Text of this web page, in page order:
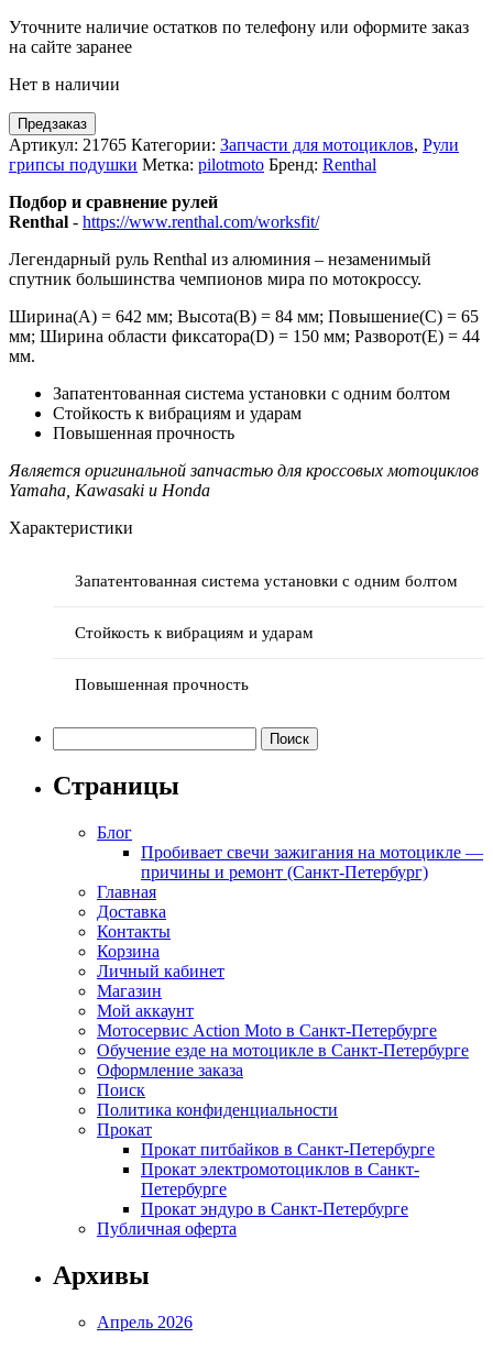
мотоцикл
KTM
Уточните наличие остатков по телефону или оформите заказ
на сайте заранее
Нет в наличии
Предзаказ
Артикул: 21765 Категории: Запчасти для мотоциклов, Рули
грипсы подушки Метка: pilotmoto Бренд: Renthal
Подбор и сравнение рулей
Renthal - https://www.renthal.com/worksfit/
Легендарный руль Renthal из алюминия – незаменимый
спутник большинства чемпионов мира по мотокроссу.
Ширина(А) = 642 мм; Высота(В) = 84 мм; Повышение(C) = 65
мм; Ширина области фиксатора(D) = 150 мм; Разворот(Е) = 44
мм.
Запатентованная система установки с одним болтом
Стойкость к вибрациям и ударам
Повышенная прочность
Является оригинальной запчастью для кроссовых мотоциклов
Yamaha, Kawasaki и Honda
Характеристики
Запатентованная система установки с одним болтом
Стойкость к вибрациям и ударам
Повышенная прочность
Страницы
Блог
Пробивает свечи зажигания на мотоцикле —
причины и ремонт (Санкт-Петербург)
Главная
Доставка
Контакты
Корзина
Личный кабинет
Магазин
Мой аккаунт
Мотосервис Action Moto в Санкт-Петербурге
Обучение езде на мотоцикле в Санкт-Петербурге
Оформление заказа
Поиск
Политика конфиденциальности
Прокат
Прокат питбайков в Санкт-Петербурге
Прокат электромотоциклов в Санкт-
Петербурге
Прокат эндуро в Санкт-Петербурге
Публичная оферта
Архивы
Апрель 2026